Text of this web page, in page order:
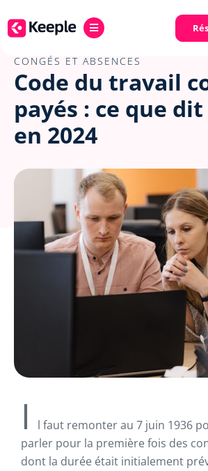
CONGÉS ET ABSENCES
Code du travail
payés : ce que
en 2024
I
l faut remonter au 7 juin 1936
parler pour la première fois des
dont la durée était initialement